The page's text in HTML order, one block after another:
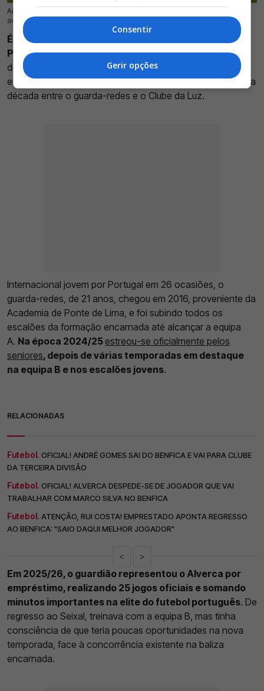
André Gomes vai sair do Benfica para representar o Casa Pia, num negócio
avaliado em meio milhão de euros
17 Jul 2026 | 14:45 |
É negócio fechado!
vai reforçar o Casa
Pia neste mercado de transferências. O negócio
deverá render cerca de 500 mil euros aos cofres da SAD
encarnada, colocando um ponto final numa ligação de uma
década entre o guarda-redes e o Clube da Luz.
Internacional jovem por Portugal em 26 ocasiões, o
guarda-redes, de 21 anos, chegou em 2016, proveniente da
Academia de Ponte de Lima, e foi subindo todos os
escalões da formação encarnada até alcançar a equipa
A. Na época 2024/25 estreou-se oficialmente pelos
seniores, depois de várias temporadas em destaque
na equipa B e nos escalões jovens.
RELACIONADAS
Futebol. OFICIAL! ANDRÉ GOMES SAI DO BENFICA E VAI PARA CLUBE
DA TERCEIRA DIVISÃO
Futebol. OFICIAL! ALVERCA DESPEDE-SE DE JOGADOR QUE VAI
TRABALHAR COM MARCO SILVA NO BENFICA
Futebol. ATENÇÃO, RUI COSTA! EMPRESTADO APONTA REGRESSO
AO BENFICA: "SAIO DAQUI MELHOR JOGADOR"
< >
Em 2025/26, o guardião representou o Alverca por
empréstimo, realizando 25 jogos oficiais e somando
minutos importantes na elite do futebol português. De
regresso ao Seixal, treinava com a equipa B, mas tinha
consciência de que teria poucas oportunidades na nova
temporada, face à concorrência existente na baliza
encarnada.
Consentir
Gerir opções